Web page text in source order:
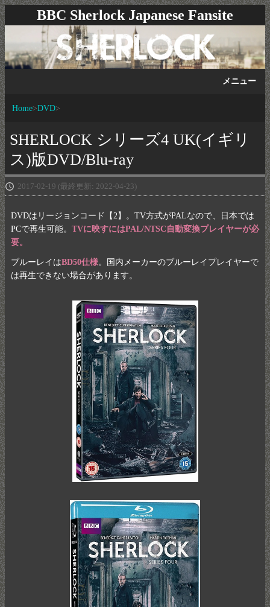
BBC Sherlock Japanese Fansite
メニュー
Home DVD
SHERLOCK シリーズ4 UK(イギリ
ス)版DVD/Blu-ray
2017-02-19 (最終更新: 2022-04-23)
DVDはリージョンコード【2】。TV方式がPALなので、日本では
PCで再生可能。 TVに映すにはPAL/NTSC自動変換プレイヤーが必
要。
ブルーレイはBD50仕様。国内メーカーのブルーレイプレイヤーで
は再生できない場合があります。